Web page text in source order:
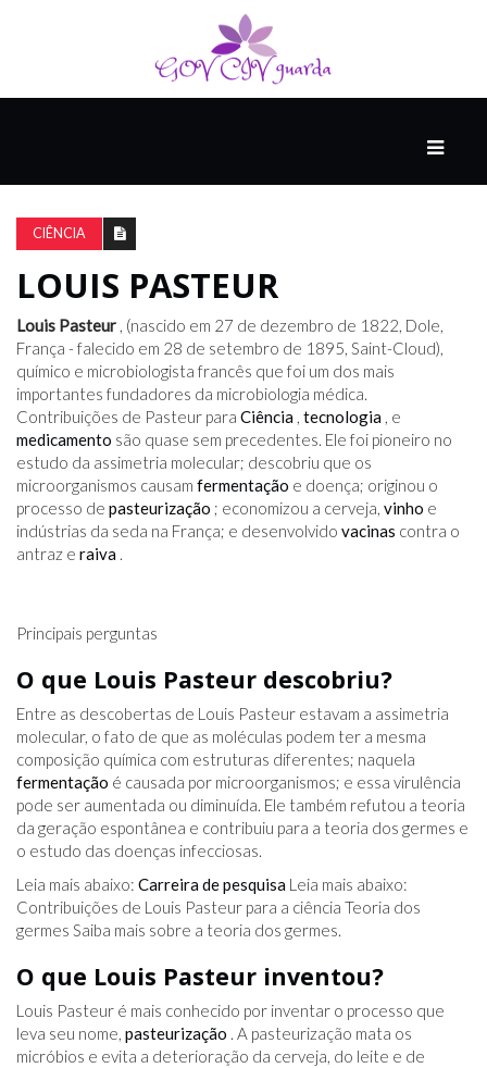
DO
THINK
COMPANHEIRO
COMEÇA
COM
UM
ESTRONDO
CIÊNCIA
LOUIS PASTEUR
Louis Pasteur , (nascido em 27 de dezembro de 1822, Dole,
França - falecido em 28 de setembro de 1895, Saint-Cloud),
químico e microbiologista francês que foi um dos mais
importantes fundadores da microbiologia médica.
Contribuições de Pasteur para Ciência , tecnologia , e
medicamento são quase sem precedentes. Ele foi pioneiro no
estudo da assimetria molecular; descobriu que os
microorganismos causam fermentação e doença; originou o
processo de pasteurização ; economizou a cerveja, vinho e
indústrias da seda na França; e desenvolvido vacinas contra o
antraz e raiva .
Principais perguntas
O que Louis Pasteur descobriu?
Entre as descobertas de Louis Pasteur estavam a assimetria
molecular, o fato de que as moléculas podem ter a mesma
composição química com estruturas diferentes; naquela
fermentação é causada por microorganismos; e essa virulência
pode ser aumentada ou diminuída. Ele também refutou a teoria
da geração espontânea e contribuiu para a teoria dos germes e
o estudo das doenças infecciosas.
Leia mais abaixo: Carreira de pesquisa Leia mais abaixo:
Contribuições de Louis Pasteur para a ciência Teoria dos
germes Saiba mais sobre a teoria dos germes.
O que Louis Pasteur inventou?
Louis Pasteur é mais conhecido por inventar o processo que
leva seu nome, pasteurização . A pasteurização mata os
micróbios e evita a deterioração da cerveja, do leite e de